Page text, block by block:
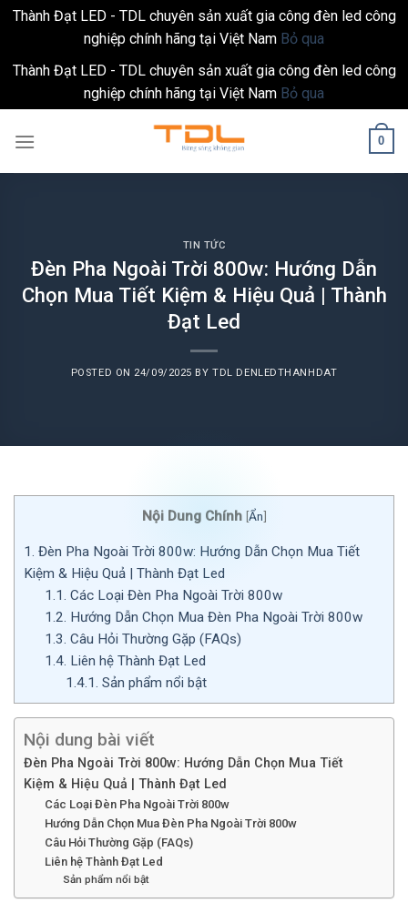
Thành Đạt LED - TDL chuyên sản xuất gia công đèn led công
nghiệp chính hãng tại Việt Nam Bỏ qua
Thành Đạt LED - TDL chuyên sản xuất gia công đèn led công
nghiệp chính hãng tại Việt Nam Bỏ qua
0
TIN TỨC
Đèn Pha Ngoài Trời 800w: Hướng Dẫn
Chọn Mua Tiết Kiệm & Hiệu Quả | Thành
Đạt Led
POSTED ON 24/09/2025 BYTDL DENLEDTHANHDAT
Nội Dung Chính [Ẩn]
1. Đèn Pha Ngoài Trời 800w: Hướng Dẫn Chọn Mua Tiết
Kiệm & Hiệu Quả | Thành Đạt Led
1.1. Các Loại Đèn Pha Ngoài Trời 800w
1.2. Hướng Dẫn Chọn Mua Đèn Pha Ngoài Trời 800w
1.3. Câu Hỏi Thường Gặp (FAQs)
1.4. Liên hệ Thành Đạt Led
1.4.1. Sản phẩm nổi bật
Nội dung bài viết
Đèn Pha Ngoài Trời 800w: Hướng Dẫn Chọn Mua Tiết
Kiệm & Hiệu Quả | Thành Đạt Led
Các Loại Đèn Pha Ngoài Trời 800w
Hướng Dẫn Chọn Mua Đèn Pha Ngoài Trời 800w
Câu Hỏi Thường Gặp (FAQs)
Liên hệ Thành Đạt Led
Sản phẩm nổi bật